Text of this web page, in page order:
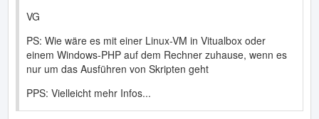
VG
PS: Wie wäre es mit einer Linux-VM in Vitualbox oder
einem Windows-PHP auf dem Rechner zuhause, wenn es
nur um das Ausführen von Skripten geht
PPS: Vielleicht mehr Infos...